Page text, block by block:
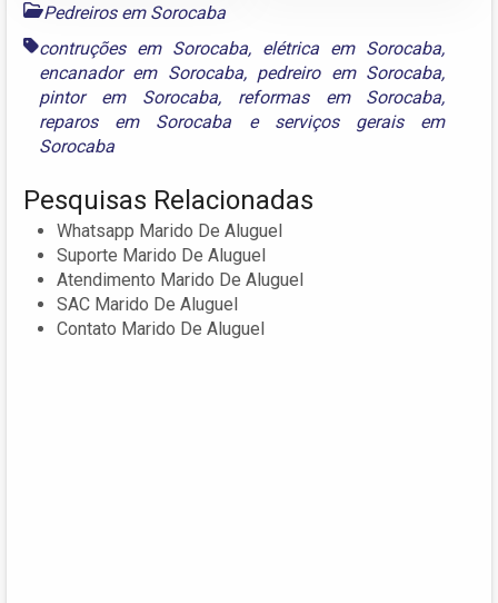
Pedreiros em Sorocaba
contruções em Sorocaba, elétrica em Sorocaba,
encanador em Sorocaba, pedreiro em Sorocaba,
pintor em Sorocaba, reformas em Sorocaba,
reparos em Sorocaba e serviços gerais em
Sorocaba
Pesquisas Relacionadas
Whatsapp Marido De Aluguel
Suporte Marido De Aluguel
Atendimento Marido De Aluguel
SAC Marido De Aluguel
Contato Marido De Aluguel